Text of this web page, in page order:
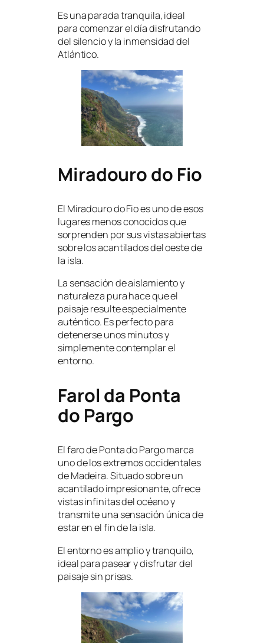
Es una parada tranquila, ideal
para comenzar el día disfrutando
del silencio y la inmensidad del
Atlántico.
Miradouro do Fio
El Miradouro do Fio es uno de esos
lugares menos conocidos que
sorprenden por sus vistas abiertas
sobre los acantilados del oeste de
la isla.
La sensación de aislamiento y
naturaleza pura hace que el
paisaje resulte especialmente
auténtico. Es perfecto para
detenerse unos minutos y
simplemente contemplar el
entorno.
Farol da Ponta
do Pargo
El faro de Ponta do Pargo marca
uno de los extremos occidentales
de Madeira. Situado sobre un
acantilado impresionante, ofrece
vistas infinitas del océano y
transmite una sensación única de
estar en el fin de la isla.
El entorno es amplio y tranquilo,
ideal para pasear y disfrutar del
paisaje sin prisas.